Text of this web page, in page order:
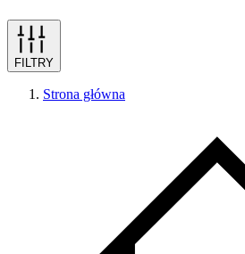
FILTRY
Strona główna